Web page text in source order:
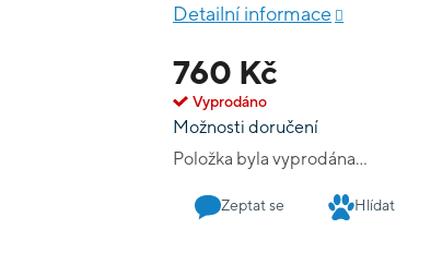
760 Kč
Vyprodáno
Možnosti doručení
Položka byla vyprodána…
ho zmrazila. Samosebou to
a jinými herními prvky.
Detailní informace
Zeptat se Hlídat